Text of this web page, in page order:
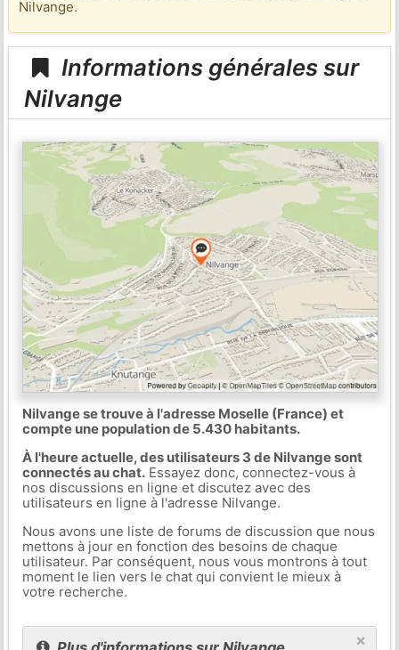
Nilvange.
Informations générales sur
Nilvange
Nilvange se trouve à l'adresse Moselle (France) et
compte une population de 5.430 habitants.
À l'heure actuelle, des utilisateurs 3 de Nilvange sont
connectés au chat.Essayez donc, connectez-vous à
nos discussions en ligne et discutez avec des
utilisateurs en ligne à l'adresse Nilvange.
Nous avons une liste de forums de discussion que nous
mettons à jour en fonction des besoins de chaque
utilisateur. Par conséquent, nous vous montrons à tout
moment le lien vers le chat qui convient le mieux à
votre recherche.
×